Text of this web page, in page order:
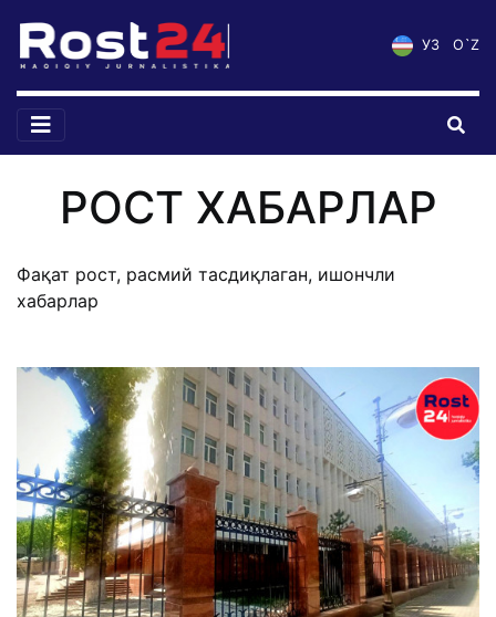
УЗ O`Z
РОСТ ХАБАРЛАР
Фақат рост, расмий тасдиқлаган, ишончли
хабарлар